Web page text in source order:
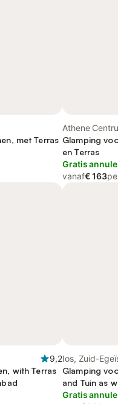
met Terras
Athene
Glamping
en Terras
Gratis
vanaf€ 163
9,2
with Terras
Ios, Zuid-
Glamping
and Tuin as
Gratis